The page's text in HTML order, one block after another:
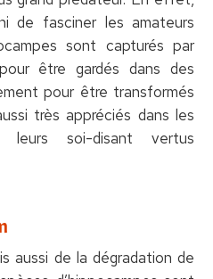
de fasciner les amateurs
sont capturés par
être gardés dans des
pour être transformés
très appréciés dans les
leurs soi-disant vertus
aussi de la dégradation de